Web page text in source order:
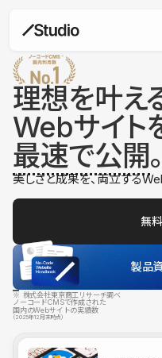
理想を叶え
Webサイト
最速で公開。
美しさと成果を、両立する
無
製品
※ 株式会社東京商工リサーチ調べ
ノーコードCMSで作成された
国内のWebサイトの実績数
（2025年12月末時点）